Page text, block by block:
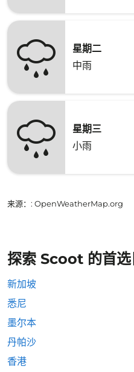
星期二
中雨
星期三
小雨
来源： : OpenWeatherMap.org
探索 Scoot 的首选
新加坡
悉尼
墨尔本
丹帕沙
香港